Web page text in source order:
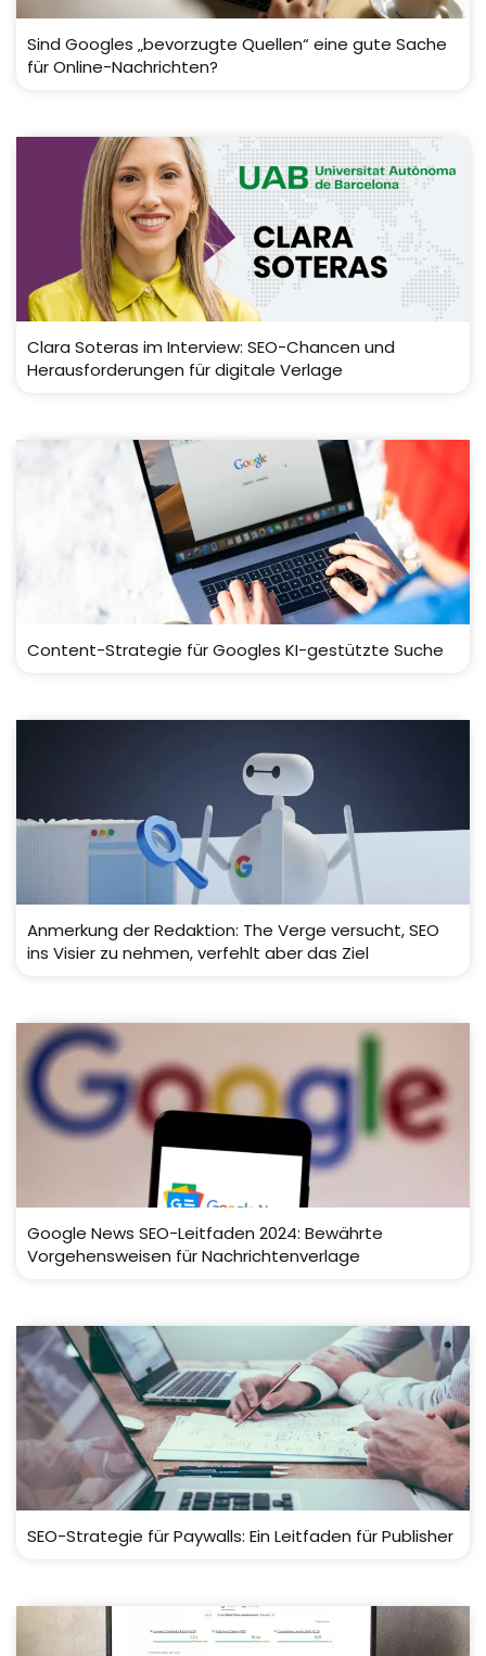
Sind Googles „bevorzugte Quellen“ eine gute Sache
für Online-Nachrichten?
Clara Soteras im Interview: SEO-Chancen und
Herausforderungen für digitale Verlage
Content-Strategie für Googles KI-gestützte Suche
Anmerkung der Redaktion: The Verge versucht, SEO
ins Visier zu nehmen, verfehlt aber das Ziel
Google News SEO-Leitfaden 2024: Bewährte
Vorgehensweisen für Nachrichtenverlage
SEO-Strategie für Paywalls: Ein Leitfaden für Publisher